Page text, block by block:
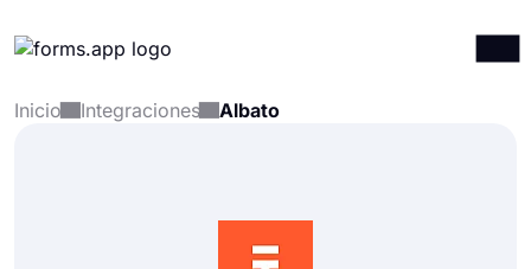
Productos
Inicio Integraciones Albato